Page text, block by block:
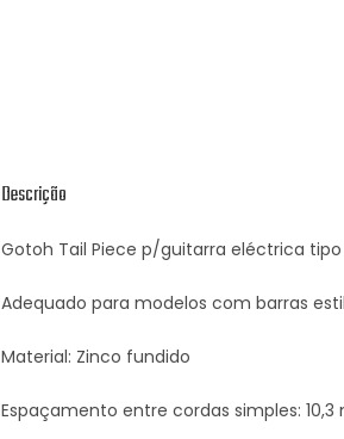
Descrição
Gotoh Tail Piece p/guitarra eléctrica tipo
Adequado para modelos com barras
Material: Zinco fundido
Espaçamento entre cordas simples: 10,3